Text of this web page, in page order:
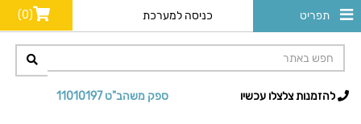
תפריט כניסה למערכת (0)
ספק משהב"ט 11010197 להזמנות צלצלו עכשיו